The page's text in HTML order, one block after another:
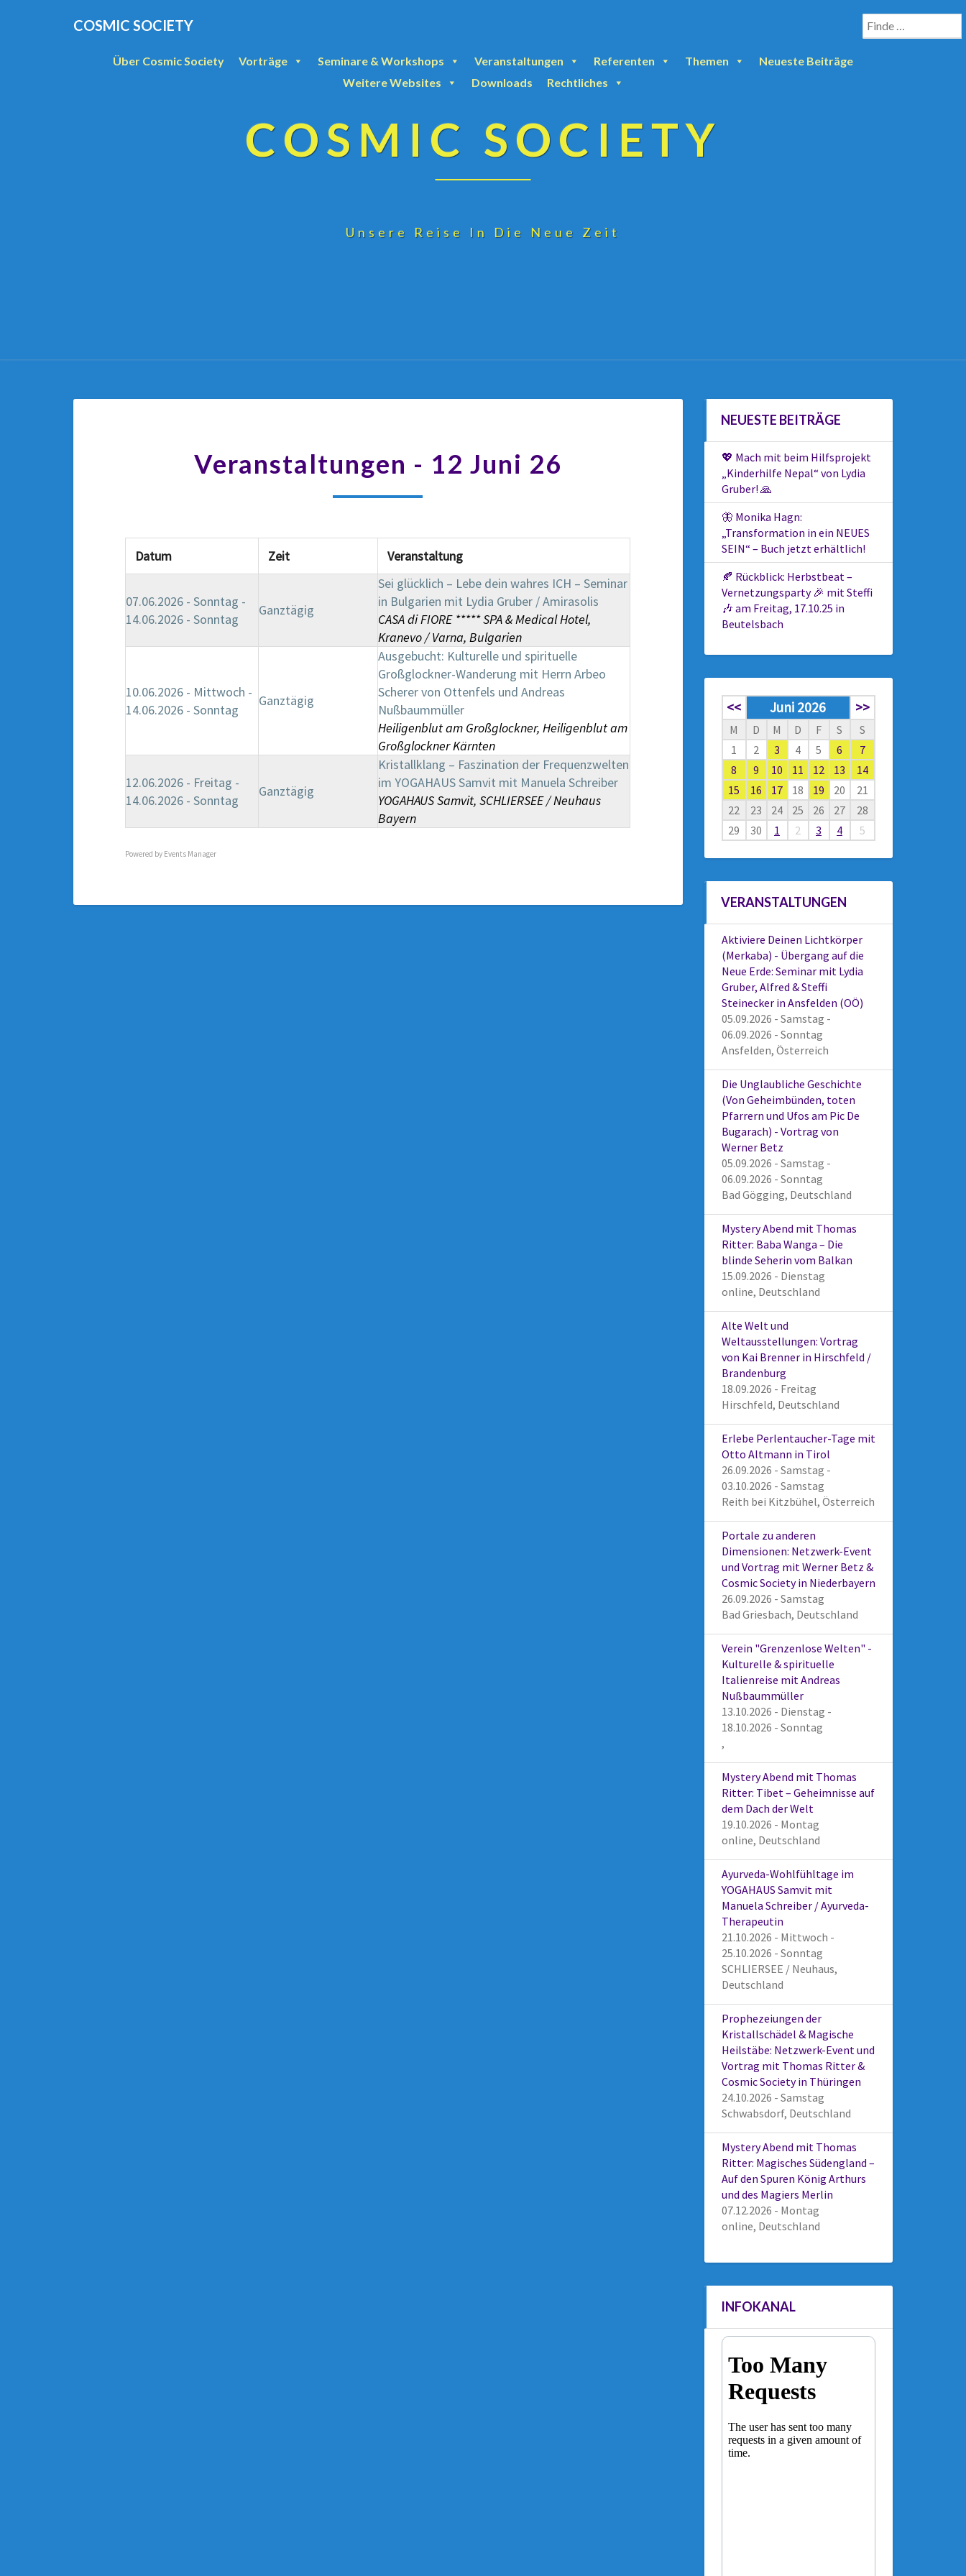
COSMIC SOCIETY
Über Cosmic Society Vorträge Seminare & Workshops Veranstaltungen Referenten Themen
Neueste Beiträge
Weitere Websites
Downloads Rechtliches
COSMIC SOCIETY
Unsere Reise In Die Neue Zeit
Veranstaltungen - 12 Juni 26
Datum Zeit Veranstaltung
07.06.2026 - Sonntag -
14.06.2026 - Sonntag
Ganztägig
Sei glücklich – Lebe dein wahres ICH – Seminar
in Bulgarien mit Lydia Gruber / Amirasolis
CASA di FIORE ***** SPA & Medical Hotel,
Kranevo / Varna, Bulgarien
10.06.2026 - Mittwoch -
14.06.2026 - Sonntag
Ganztägig
Ausgebucht: Kulturelle und spirituelle
Großglockner-Wanderung mit Herrn Arbeo
Scherer von Ottenfels und Andreas
Nußbaummüller
Heiligenblut am Großglockner, Heiligenblut am
Großglockner Kärnten
12.06.2026 - Freitag -
14.06.2026 - Sonntag
Ganztägig
Kristallklang – Faszination der Frequenzwelten
im YOGAHAUS Samvit mit Manuela Schreiber
YOGAHAUS Samvit, SCHLIERSEE / Neuhaus
Bayern
Powered by Events Manager
NEUESTE BEITRÄGE
💖 Mach mit beim Hilfsprojekt
„Kinderhilfe Nepal“ von Lydia
Gruber! 🙏
🦋 Monika Hagn:
„Transformation in ein NEUES
SEIN“ – Buch jetzt erhältlich!
🍂 Rückblick: Herbstbeat –
Vernetzungsparty 🎉 mit Steffi
🎶 am Freitag, 17.10.25 in
Beutelsbach
<< Juni 2026 >>
M D M D F S
S
1
2 3 4 5 6
7
8
9 10 11 12 13
14
15
16 17 18 19 20
21
22
23 24 25 26 27
28
29
30 1 2 3 4 5
VERANSTALTUNGEN
Aktiviere Deinen Lichtkörper
(Merkaba) - Übergang auf die
Neue Erde: Seminar mit Lydia
Gruber, Alfred & Steffi
Steinecker in Ansfelden (OÖ)
05.09.2026 - Samstag -
06.09.2026 - Sonntag
Ansfelden, Österreich
Die Unglaubliche Geschichte
(Von Geheimbünden, toten
Pfarrern und Ufos am Pic De
Bugarach) - Vortrag von
Werner Betz
05.09.2026 - Samstag -
06.09.2026 - Sonntag
Bad Gögging, Deutschland
Mystery Abend mit Thomas
Ritter: Baba Wanga – Die
blinde Seherin vom Balkan
15.09.2026 - Dienstag
online, Deutschland
Alte Welt und
Weltausstellungen: Vortrag
von Kai Brenner in Hirschfeld /
Brandenburg
18.09.2026 - Freitag
Hirschfeld, Deutschland
Erlebe Perlentaucher-Tage mit
Otto Altmann in Tirol
26.09.2026 - Samstag -
03.10.2026 - Samstag
Reith bei Kitzbühel, Österreich
Portale zu anderen
Dimensionen: Netzwerk-Event
und Vortrag mit Werner Betz &
Cosmic Society in Niederbayern
26.09.2026 - Samstag
Bad Griesbach, Deutschland
Verein "Grenzenlose Welten" -
Kulturelle & spirituelle
Italienreise mit Andreas
Nußbaummüller
13.10.2026 - Dienstag -
18.10.2026 - Sonntag
,
Mystery Abend mit Thomas
Ritter: Tibet – Geheimnisse auf
dem Dach der Welt
19.10.2026 - Montag
online, Deutschland
Ayurveda-Wohlfühltage im
YOGAHAUS Samvit mit
Manuela Schreiber / Ayurveda-
Therapeutin
21.10.2026 - Mittwoch -
25.10.2026 - Sonntag
SCHLIERSEE / Neuhaus,
Deutschland
Prophezeiungen der
Kristallschädel & Magische
Heilstäbe: Netzwerk-Event und
Vortrag mit Thomas Ritter &
Cosmic Society in Thüringen
24.10.2026 - Samstag
Schwabsdorf, Deutschland
Mystery Abend mit Thomas
Ritter: Magisches Südengland –
Auf den Spuren König Arthurs
und des Magiers Merlin
07.12.2026 - Montag
online, Deutschland
INFOKANAL